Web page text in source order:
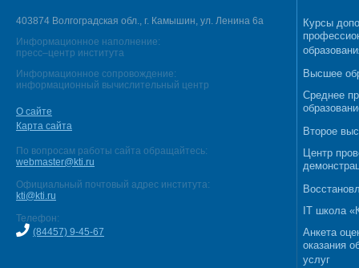
403874 Волгоградская обл., г. Камышин, ул. Ленина 6а
Информационное наполнение:
пресс–центр института
Информационное сопровождение:
информационный вычислительный центр
О сайте
Карта сайта
По вопросам работы сайта обращайтесь:
webmaster@kti.ru
Официальный почтовый адрес института:
kti@kti.ru
Телефон:
(84457) 9-45-67
Курсы
Высшее
Среднее
Второе
Центр
IT школа
Анкета
оказания
услуг